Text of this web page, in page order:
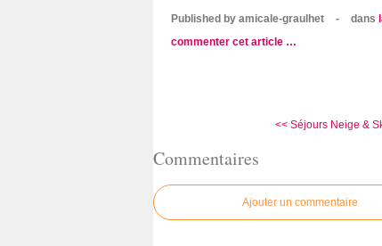
Published by amicale-graulhet - dans
commenter cet article …
<< Séjours Neige &
Commentaires
Ajouter un commentaire